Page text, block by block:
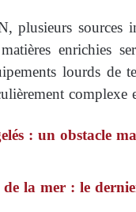
plusieurs sources
enrichies
lourds de
complexe
: un obstacle
la mer : le